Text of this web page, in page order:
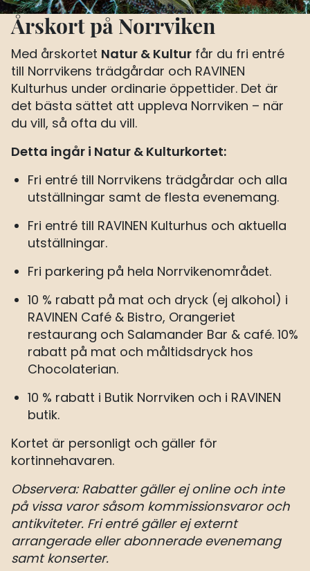
Årskort på Norrviken
Med årskortet Natur & Kultur får du fri entré
till Norrvikens trädgårdar och RAVINEN
Kulturhus under ordinarie öppettider. Det är
det bästa sättet att uppleva Norrviken – när
du vill, så ofta du vill.
Detta ingår i Natur & Kulturkortet:
Fri entré till Norrvikens trädgårdar och alla
utställningar samt de flesta evenemang.
Fri entré till RAVINEN Kulturhus och aktuella
utställningar.
Fri parkering på hela Norrvikenområdet.
10 % rabatt på mat och dryck (ej alkohol) i
RAVINEN Café & Bistro, Orangeriet
restaurang och Salamander Bar & café. 10%
rabatt på mat och måltidsdryck hos
Chocolaterian.
10 % rabatt i Butik Norrviken och i RAVINEN
butik.
Kortet är personligt och gäller för
kortinnehavaren.
Observera: Rabatter gäller ej online och inte
på vissa varor såsom kommissionsvaror och
antikviteter. Fri entré gäller ej externt
arrangerade eller abonnerade evenemang
samt konserter.